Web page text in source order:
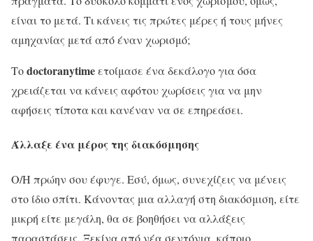
είναι το μετά. Τι κάνεις τις πρώτες μέρες ή τους μήνες
αμηχανίας μετά από έναν χωρισμό;
Τοdoctoranytimeετοίμασε ένα δεκάλογο για όσα
χρειάζεται να κάνεις αφότου χωρίσεις για να μην
αφήσεις τίποτα και κανέναν να σε επηρεάσει.
Άλλαξε ένα μέρος της διακόσμησης
Ο/Η πρώην σου έφυγε. Εσύ, όμως, συνεχίζεις να μένεις
στο ίδιο σπίτι. Κάνοντας μια αλλαγή στη διακόσμιση, είτε
μικρή είτε μεγάλη, θα σε βοηθήσει να αλλάξεις
παραστάσεις. Ξεκίνα από νέα σεντόνια, κάποιο